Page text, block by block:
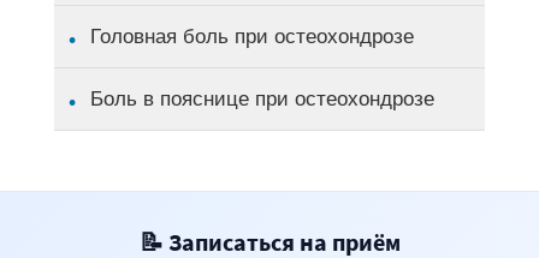
Головная боль при остеохондрозе
Боль в пояснице при остеохондрозе
📝 Записаться на приём